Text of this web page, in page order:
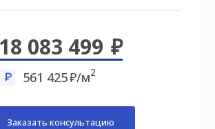
18 083 499
561 425 /м2
Заказать консультацию